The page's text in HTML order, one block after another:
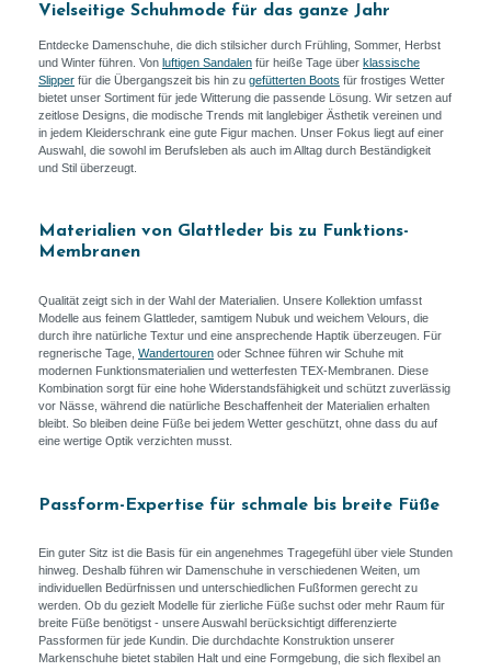
Vielseitige Schuhmode für das ganze Jahr
Entdecke Damenschuhe, die dich stilsicher durch Frühling, Sommer, Herbst
und Winter führen. Von luftigen Sandalen für heiße Tage über klassische
Slipper für die Übergangszeit bis hin zu gefütterten Boots für frostiges Wetter
bietet unser Sortiment für jede Witterung die passende Lösung. Wir setzen auf
zeitlose Designs, die modische Trends mit langlebiger Ästhetik vereinen und
in jedem Kleiderschrank eine gute Figur machen. Unser Fokus liegt auf einer
Auswahl, die sowohl im Berufsleben als auch im Alltag durch Beständigkeit
und Stil überzeugt.
Materialien von Glattleder bis zu Funktions-
Membranen
Qualität zeigt sich in der Wahl der Materialien. Unsere Kollektion umfasst
Modelle aus feinem Glattleder, samtigem Nubuk und weichem Velours, die
durch ihre natürliche Textur und eine ansprechende Haptik überzeugen. Für
regnerische Tage, Wandertouren oder Schnee führen wir Schuhe mit
modernen Funktionsmaterialien und wetterfesten TEX-Membranen. Diese
Kombination sorgt für eine hohe Widerstandsfähigkeit und schützt zuverlässig
vor Nässe, während die natürliche Beschaffenheit der Materialien erhalten
bleibt. So bleiben deine Füße bei jedem Wetter geschützt, ohne dass du auf
eine wertige Optik verzichten musst.
Passform-Expertise für schmale bis breite Füße
Ein guter Sitz ist die Basis für ein angenehmes Tragegefühl über viele Stunden
hinweg. Deshalb führen wir Damenschuhe in verschiedenen Weiten, um
individuellen Bedürfnissen und unterschiedlichen Fußformen gerecht zu
werden. Ob du gezielt Modelle für zierliche Füße suchst oder mehr Raum für
breite Füße benötigst - unsere Auswahl berücksichtigt differenzierte
Passformen für jede Kundin. Die durchdachte Konstruktion unserer
Markenschuhe bietet stabilen Halt und eine Formgebung, die sich flexibel an